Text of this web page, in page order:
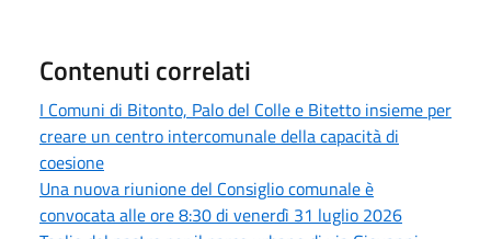
Contenuti correlati
I Comuni di Bitonto, Palo del Colle e Bitetto insieme per
creare un centro intercomunale della capacità di
coesione
Una nuova riunione del Consiglio comunale è
convocata alle ore 8:30 di venerdì 31 luglio 2026